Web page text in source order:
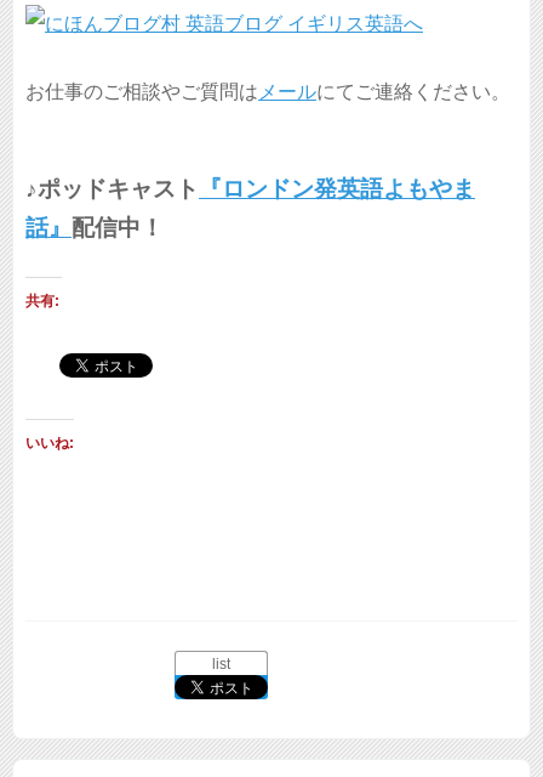
お仕事のご相談やご質問は メールにてご連絡ください。
♪ポッドキャスト
『ロンドン発英語よもやま
話』 配信中！
共有:
いいね:
list